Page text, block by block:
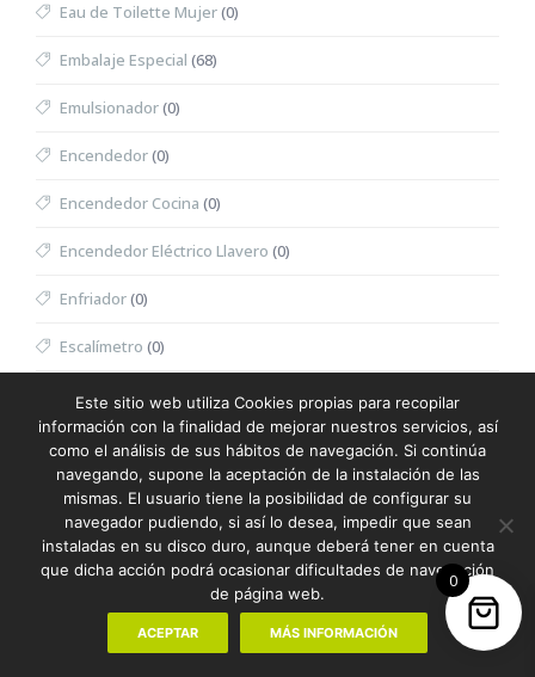
Eau de Toilette Mujer(0)
Embalaje Especial (68)
Emulsionador(0)
Encendedor(0)
Encendedor Cocina (0)
Encendedor Eléctrico Llavero (0)
Enfriador(0)
Escalímetro (0)
Escritura (387)
Escuadra (0)
Espátula Facial (0)
Especiero (0)
Espejo Multifunción
0
Este sitio web utiliza Cookies propias para recopilar
información con la finalidad de mejorar nuestros servicios, así
como el análisis de sus hábitos de navegación. Si continúa
navegando, supone la aceptación de la instalación de las
mismas. El usuario tiene la posibilidad de configurar su
navegador pudiendo, si así lo desea, impedir que sean
instaladas en su disco duro, aunque deberá tener en cuenta
que dicha acción podrá ocasionar dificultades de navegación
de página web.
ACEPTAR MÁS INFORMACIÓN